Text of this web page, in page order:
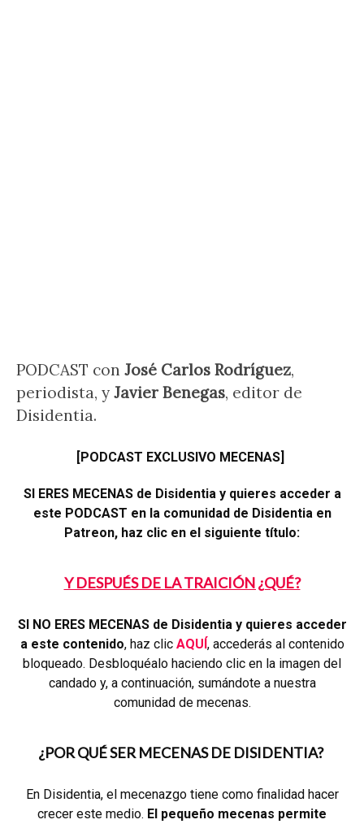
PODCAST con José Carlos Rodríguez,
periodista, y Javier Benegas, editor de
Disidentia.
[PODCAST EXCLUSIVO MECENAS]
SI ERES MECENAS de Disidentia y quieres acceder a
este PODCAST en la comunidad de Disidentia en
Patreon, haz clic en el siguiente título:
Y DESPUÉS DE LA TRAICIÓN ¿QUÉ?
SI NO ERES MECENAS de Disidentia y quieres acceder
a este contenido, haz clic AQUÍ, accederás al contenido
bloqueado. Desbloquéalo haciendo clic en la imagen del
candado y, a continuación, sumándote a nuestra
comunidad de mecenas.
¿POR QUÉ SER MECENAS DE DISIDENTIA?
En Disidentia, el mecenazgo tiene como finalidad hacer
crecer este medio. El pequeño mecenas permite